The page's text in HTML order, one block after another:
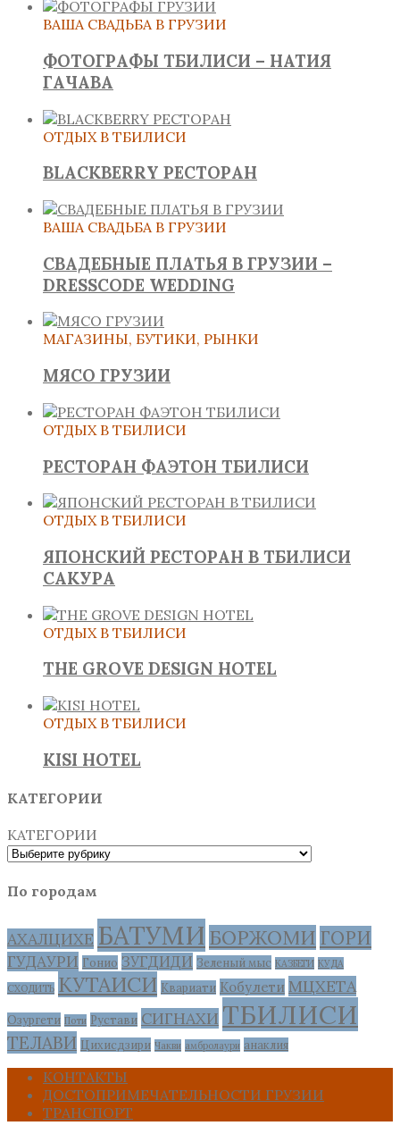
ВАША СВАДЬБА В ГРУЗИИ
ФОТОГРАФЫ ТБИЛИСИ – НАТИЯ
ГАЧАВА
ОТДЫХ В ТБИЛИСИ
BLACKBERRY РЕСТОРАН
ВАША СВАДЬБА В ГРУЗИИ
СВАДЕБНЫЕ ПЛАТЬЯ В ГРУЗИИ –
DRESSCODE WEDDING
МАГАЗИНЫ, БУТИКИ, РЫНКИ
МЯСО ГРУЗИИ
ОТДЫХ В ТБИЛИСИ
РЕСТОРАН ФАЭТОН ТБИЛИСИ
ОТДЫХ В ТБИЛИСИ
ЯПОНСКИЙ РЕСТОРАН В ТБИЛИСИ
САКУРА
ОТДЫХ В ТБИЛИСИ
THE GROVE DESIGN HOTEL
ОТДЫХ В ТБИЛИСИ
KISI HOTEL
КАТЕГОРИИ
КАТЕГОРИИ
По городам
АХАЛЦИХЕ БАТУМИ БОРЖОМИ ГОРИ
ГУДАУРИ Гонио ЗУГДИДИ Зеленый мыс КАЗБЕГИ КУДА
СХОДИТЬ КУТАИСИ Квариати Кобулети МЦХЕТА
Озургети Поти Рустави СИГНАХИ ТБИЛИСИ
ТЕЛАВИ Цихисдзири Чакви амбролаури анаклия
КОНТАКТЫ
ДОСТОПРИМЕЧАТЕЛЬНОСТИ ГРУЗИИ
ТРАНСПОРТ